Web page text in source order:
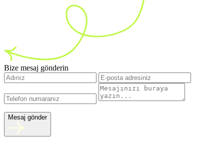
Bize mesaj gönderin
Mesaj gönder